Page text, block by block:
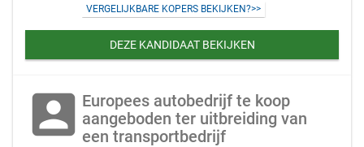
VERGELIJKBARE KOPERS BEKIJKEN?>>
DEZE KANDIDAAT BEKIJKEN
account_box Europees autobedrijf te koop
aangeboden ter uitbreiding van
een transportbedrijf